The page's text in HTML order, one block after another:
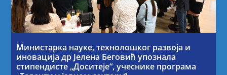
Министарка науке, технолошког развоја и
иновација др Јелена Беговић упознала
стипендисте „Доситеје“, учеснике програма